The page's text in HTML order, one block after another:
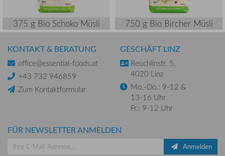
375 g Bio Schoko Müsli 750 g Bio Bircher Müsli
KONTAKT & BERATUNG
office@essential-foods.at
+43 732 946859
Zum Kontaktformular
GESCHÄFT LINZ
Reuchlinstr. 5,
4020 Linz
Mo.-Do.: 9-12 &
13-16 Uhr
Fr.: 9-12 Uhr
FÜR NEWSLETTER ANMELDEN
Anmelden